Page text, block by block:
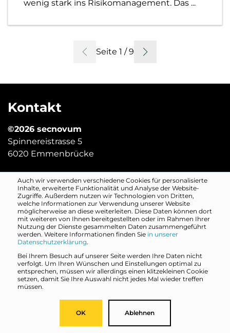
Auch wir verwenden verschiedene Cookies für personalisierte
Inhalte, erweiterte Funktionalität und Analyse der Website-
Zugriffe. Außerdem nutzen wir Technologien von Dritten,
welche Informationen zur Verwendung unserer Website
möglicherweise an diese weiterleiten. Diese Daten können dort
mit weiteren von Ihnen bereitgestellten oder im Rahmen Ihrer
Nutzung der Dienste gesammelten Daten zusammengeführt
werden. Weitere Informationen finden Sie in unserer
Datenschutzerklärung.
Bei Ihrem Besuch auf unserer Seite werden Ihre Daten nicht
verfolgt. Um Ihren Wünschen und Einstellungen optimal zu
entsprechen, müssen wir allerdings einen klitzekleinen Cookie
setzen, damit Sie Ihre Auswahl nicht jedes Mal wieder treffen
müssen.
OK Ablehnen
wenig stark ins Risikomanagement. Das ...
Seite 1 / 9
Kontakt
©2026 secnovum
Spinnereistrasse 5
6020 Emmenbrücke
digitalsicher@secnovum.ch
Quicklinks
Kontakt
Datenschutz
Social Media